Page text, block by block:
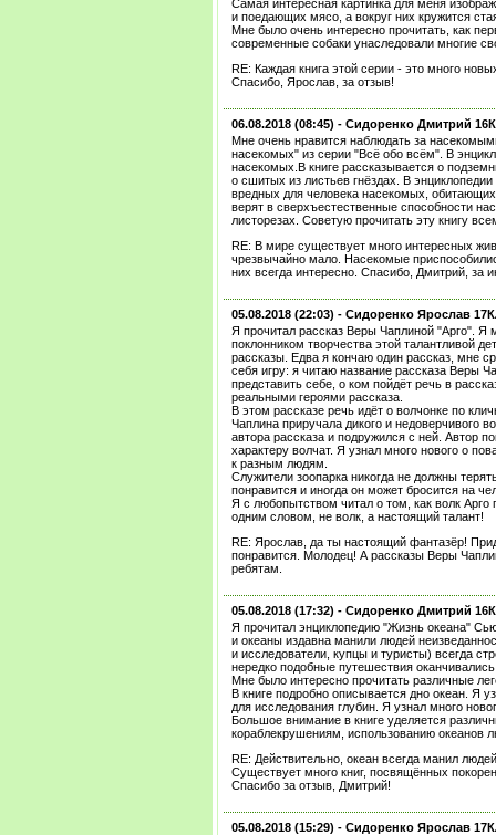
Самая интересная картинка для меня
и поедающих мясо, а вокруг них кружится
Мне было очень интересно прочитать, как
современные собаки унаследовали многие
RE: Каждая книга этой серии - это много
Спасибо, Ярослав, за отзыв!
06.08.2018 (08:45) - Сидоренко Дмитрий
Мне очень нравится наблюдать за
насекомых" из серии "Всё обо всём". В
насекомых.В книге рассказывается о
о сшитых из листьев гнёздах. В
вредных для человека насекомых,
верят в сверхъестественные способности
листорезах. Советую прочитать эту книгу
RE: В мире существует много интересных
чрезвычайно мало. Насекомые
них всегда интересно. Спасибо, Дмитрий, за
05.08.2018 (22:03) - Сидоренко Ярослав
Я прочитал рассказ Веры Чаплиной "Арго". Я
поклонником творчества этой талантливой
рассказы. Едва я кончаю один рассказ, мне
себя игру: я читаю название рассказа Веры
представить себе, о ком пойдёт речь в
реальными героями рассказа.
В этом рассказе речь идёт о волчонке по
Чаплина приручала дикого и недоверчивого
автора рассказа и подружился с ней. Автор
характеру волчат. Я узнал много нового о
к разным людям.
Служители зоопарка никогда не должны
понравится и иногда он может бросится на
Я с любопытством читал о том, как волк
одним словом, не волк, а настоящий талант!
RE: Ярослав, да ты настоящий фантазёр!
понравится. Молодец! А рассказы Веры
ребятам.
05.08.2018 (17:32) - Сидоренко Дмитрий
Я прочитал энциклопедию "Жизнь океана"
и океаны издавна манили людей
и исследователи, купцы и туристы) всегда
нередко подобные путешествия оканчивались
Мне было интересно прочитать различные
В книге подробно описывается дно океан. Я
для исследования глубин. Я узнал много
Большое внимание в книге уделяется
кораблекрушениям, использованию океанов
RE: Действительно, океан всегда манил
Существует много книг, посвящённых
Спасибо за отзыв, Дмитрий!
05.08.2018 (15:29) - Сидоренко Ярослав